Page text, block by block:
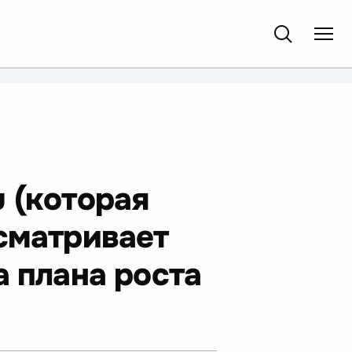
(которая
плана роста